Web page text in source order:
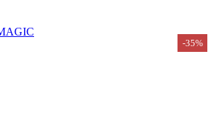
-35%
-35%